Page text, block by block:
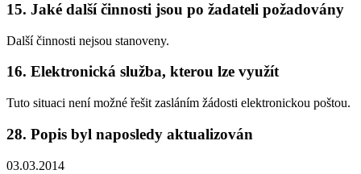
15. Jaké další činnosti jsou po žadateli požadovány
Další činnosti nejsou stanoveny.
16. Elektronická služba, kterou lze využít
Tuto situaci není možné řešit zasláním žádosti elektronickou poštou.
28. Popis byl naposledy aktualizován
03.03.2014